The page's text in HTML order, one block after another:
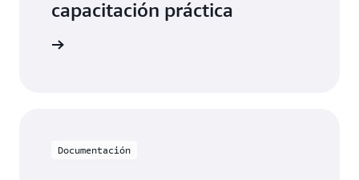
capacitación práctica
Documentación